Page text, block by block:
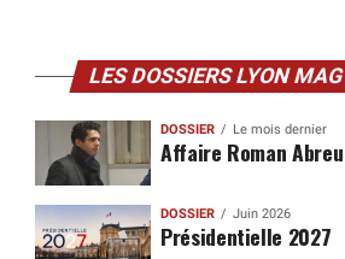
LES DOSSIERS LYON MAG
DOSSIER Le mois dernier
Affaire Roman Abreu
DOSSIER Juin 2026
Présidentielle 2027